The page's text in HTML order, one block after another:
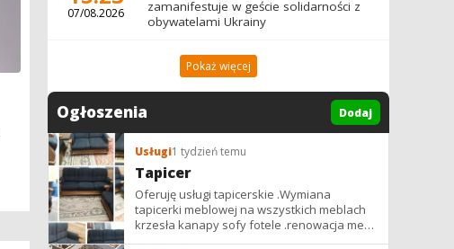
07/08.2026
zamanifestuje w geście solidarności z
obywatelami Ukrainy
Pokaż więcej
Ogłoszenia Dodaj
Usługi1 tydzień temu
Tapicer
Oferuję usługi tapicerskie .Wymiana
tapicerki meblowej na wszystkich meblach
krzesła kanapy sofy fotele .renowacja mebli
vintage,PRL. glamur